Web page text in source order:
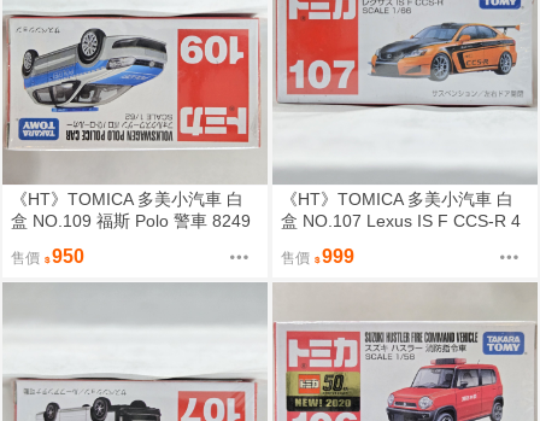
《HT》TOMICA 多美小汽車 白
盒 NO.109 福斯 Polo 警車 8249
售價 950
《HT》TOMICA 多美小汽車 白
盒 NO.107 Lexus IS F CCS-R 4
售價 999